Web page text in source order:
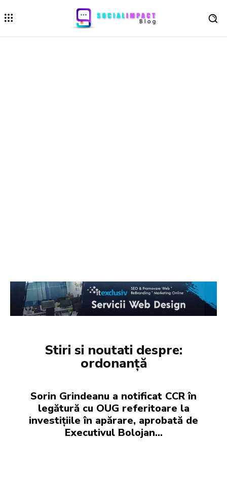
Stiri si noutati despre:
ordonanță
Sorin Grindeanu a notificat CCR în
legătură cu OUG referitoare la
investițiile în apărare, aprobată de
Executivul Bolojan…